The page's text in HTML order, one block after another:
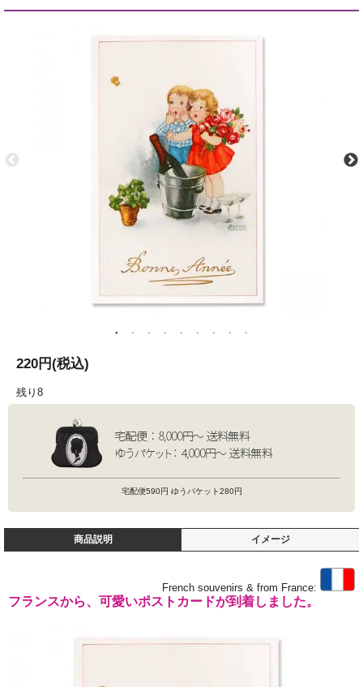
220円(税込)
残り8
宅配便590円 ゆうパケット280円
商品説明 イメージ
French souvenirs & from France:
フランスから、可愛いポストカードが到着しました。